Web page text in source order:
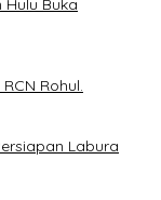
Hulu Buka
Rohul.
Labura